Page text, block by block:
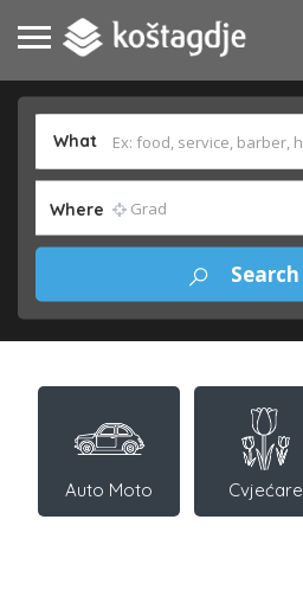
What
Where
Auto Moto Cvjećare